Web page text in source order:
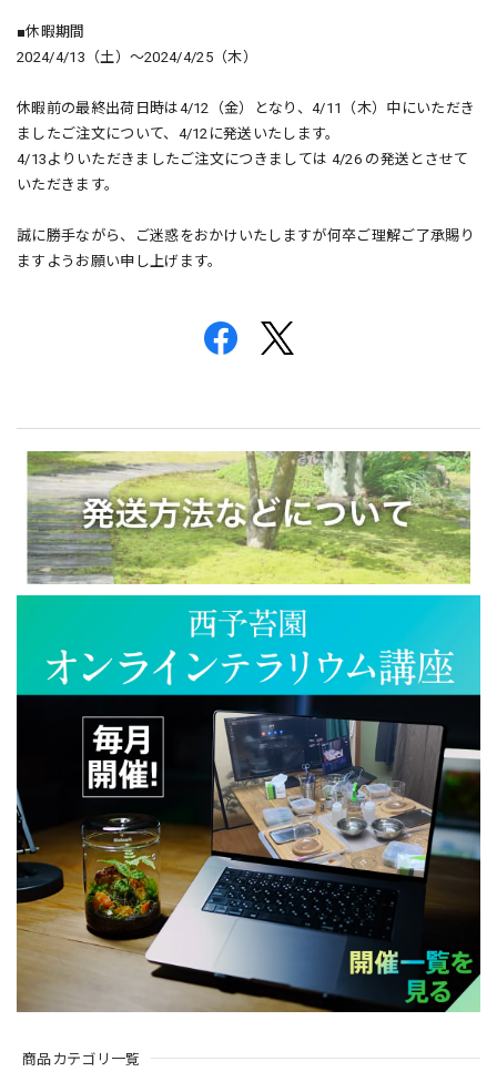
商品カテゴリ一覧
■休暇期間
2024/4/13（土）〜2024/4/25（木）
休暇前の最終出荷日時は4/12（金）となり、4/11（木）中にいただき
ましたご注文について、4/12に発送いたします。
4/13よりいただきましたご注文につきましては 4/26 の発送とさせて
いただきます。
誠に勝手ながら、ご迷惑をおかけいたしますが何卒ご理解ご了承賜り
ますようお願い申し上げます。